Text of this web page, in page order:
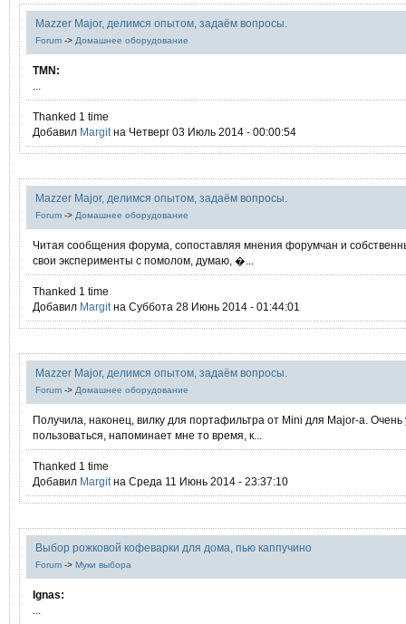
Mazzer Major, делимся опытом, задаём вопросы.
Forum -> Домашнее оборудование
TMN:
Thanked 1 time
Добавил Margit на Четверг 03 Июль 2014 - 00:00:54
Mazzer Major, делимся опытом, задаём вопросы.
Forum -> Домашнее оборудование
Читая сообщения форума, сопоставляя мнения форумчан и
свои эксперименты с помолом, думаю, �...
Thanked 1 time
Добавил Margit на Суббота 28 Июнь 2014 - 01:44:01
Mazzer Major, делимся опытом, задаём вопросы.
Forum -> Домашнее оборудование
Получила, наконец, вилку для портафильтра от Mini для Major-a. Очень
пользоваться, напоминает мне то время, к...
Thanked 1 time
Добавил Margit на Среда 11 Июнь 2014 - 23:37:10
Выбор рожковой кофеварки для дома, пью каппучино
Forum -> Муки выбора
Ignas: